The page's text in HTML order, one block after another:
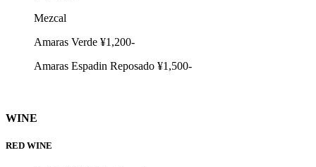
Mezcal
Amaras Verde ¥1,200-
Amaras Espadin Reposado ¥1,500-
WINE
RED WINE